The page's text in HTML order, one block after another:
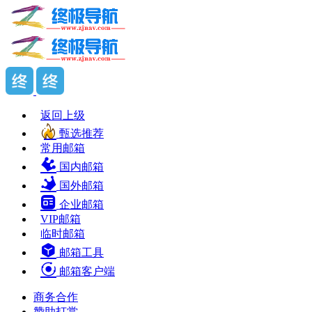
返回上级
甄选推荐
常用邮箱
国内邮箱
国外邮箱
企业邮箱
VIP邮箱
临时邮箱
邮箱工具
邮箱客户端
商务合作